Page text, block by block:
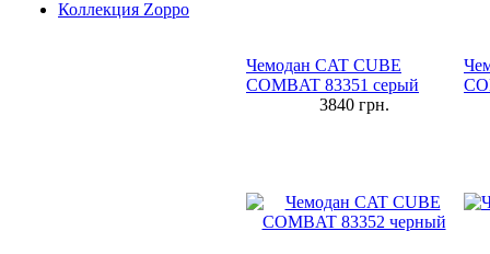
Коллекция Zoppo
Чемодан CAT CUBE
COMBAT 83351 серый
3840грн.